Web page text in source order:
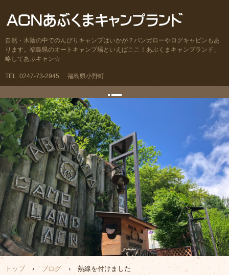
自然・木陰の中でのんびりキャンプはいかが？バンガローやログキャビンもあ
ります。福島県のオートキャンプ場といえばここ！あぶくまキャンプランド、
略してあぶキャン☆
TEL. 0247-73-2945 福島県小野町
トップ › ブログ › 熱線を付けました